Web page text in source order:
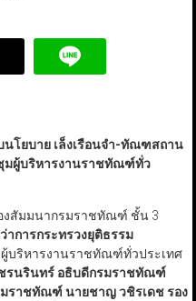
นโยบาย เล็งเรือนจำ-ทัณฑสถาน
มผู้บริหารงานราชทัณฑ์ทั่ว
องสัมมนากรมราชทัณฑ์ ชั้น 3
าการกระทรวงยุติธรรม
บริหารงานราชทัณฑ์ทั่วประเทศ
รนรินทร์ อธิบดีกรมราชทัณฑ์
ราชทัณฑ์ นายชาญ วชิรเดช รอง